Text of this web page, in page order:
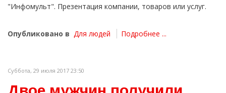
"Инфомульт". Презентация компании, товаров или услуг.
Опубликовано в Для людей Подробнее ...
Суббота, 29 июля 2017 23:50